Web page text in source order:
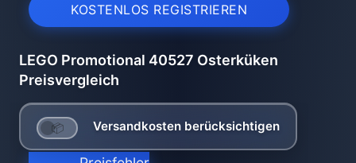
KOSTENLOS REGISTRIEREN
LEGO Promotional 40527 Osterküken
Preisvergleich
Versandkosten berücksichtigen